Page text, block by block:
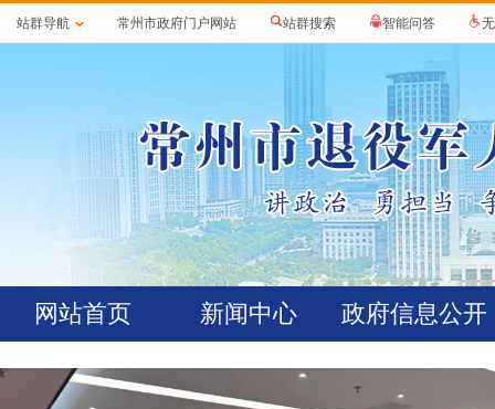
站群导航 常州市政府门户网站 站群搜索 智能问答
网站首页 新闻中心 政府信息公开